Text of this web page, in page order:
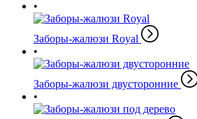
Заборы-жалюзи Royal
Заборы-жалюзи двусторонние